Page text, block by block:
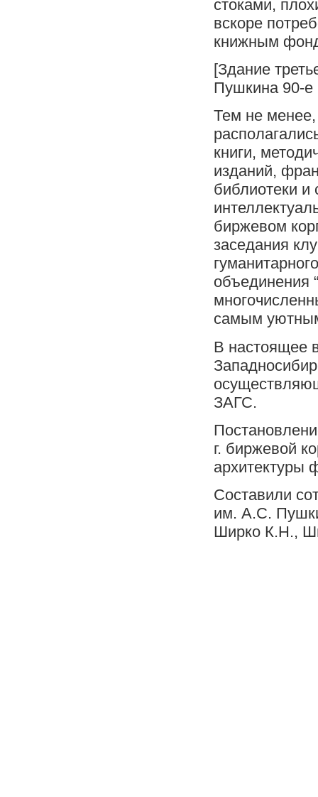
стоками,
вскоре
книжным
[Здание
Пушкина 90-е
Тем не менее,
книги,
изданий,
библиотеки и
биржевом
заседания
объединения
самым
В настоящее
ЗАГС.
г. биржевой
архитектуры
Составили
им. А.С.
Ширко К.Н.,